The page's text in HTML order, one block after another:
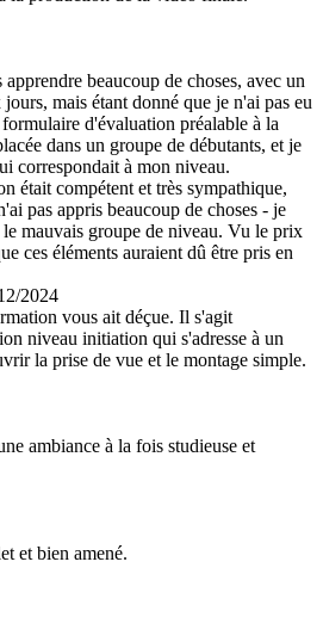
apprendre beaucoup de choses, avec un
mais étant donné que je n'ai pas eu
d'évaluation préalable à la
dans un groupe de débutants, et je
correspondait à mon niveau.
était compétent et très sympathique,
pas appris beaucoup de choses - je
le mauvais groupe de niveau. Vu le prix
ces éléments auraient dû être pris en
2024
vous ait déçue. Il s'agit
niveau initiation qui s'adresse à un
la prise de vue et le montage simple.
ambiance à la fois studieuse et
et bien amené.